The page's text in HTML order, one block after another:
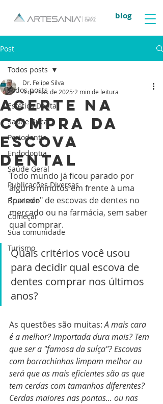
blog
Post
Todos posts
Estética Dental
Saúde Bucal
Periodontia
Endodontia
Saúde Geral
Publicações Diversas
Bruxismo
Começar
Sua comunidade
Turismo
Todos posts
Acerte na
compra da
escova
dental
Dr. Felipe Silva
3 de mai. de 2025 2 min de leitura
Todo mundo já ficou parado por
alguns minutos em frente à uma
"parede" de escovas de dentes no
mercado ou na farmácia, sem saber
qual comprar.
Quais critérios você usou
para decidir qual escova de
dentes comprar nos últimos
anos?
As questões são muitas: A mais cara
é a melhor? Importada dura mais? Tem
que ser a "famosa da suíça"? Escovas
com borrachinhas limpam melhor ou
será que as mais eficientes são as que
tem cerdas com tamanhos diferentes?
Cerdas maiores nas pontas... ou nas